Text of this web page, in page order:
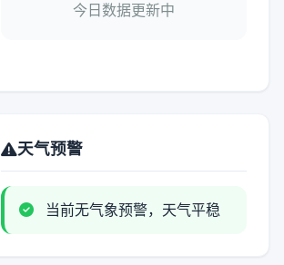
今日数据更新中
天气预警
当前无气象预警，天气平稳